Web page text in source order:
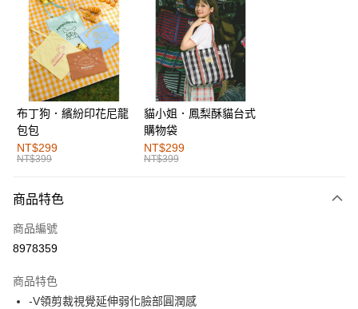
超商取貨付款
LINE Pay
街口支付
運送方式
全家取貨付款
每筆NT$60，滿NT$1,000(含以上)免運費
付款後全家取貨
萊爾富取貨付款
付款後萊爾富取貨
布丁狗．繽紛印花尼龍
包包
NT$299
NT$399
貓小姐．鳳梨酥貓台式
購物袋
NT$299
NT$399
商品特色
商品編號
8978359
商品特色
-V領剪裁視覺延伸弱化臉部圓潤感